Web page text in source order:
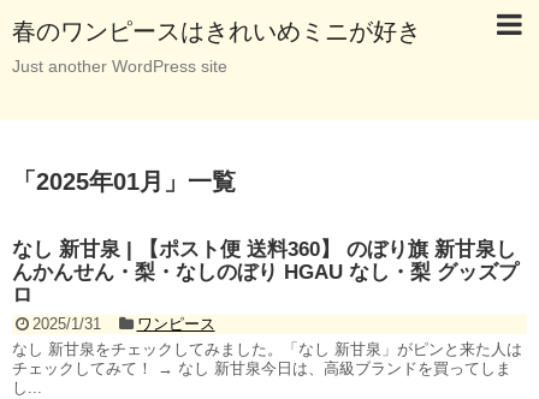
春のワンピースはきれいめミニが好き
Just another WordPress site
「 2025年01月 」 一覧
なし 新甘泉 | 【ポスト便 送料360】 のぼり旗 新甘泉し
んかんせん・梨・なしのぼり HGAU なし・梨 グッズプ
ロ
2025/1/31
ワンピース
なし 新甘泉をチェックしてみました。「なし 新甘泉」がピンと来た人は
チェックしてみて！ → なし 新甘泉今日は、高級ブランドを買ってしま
し...